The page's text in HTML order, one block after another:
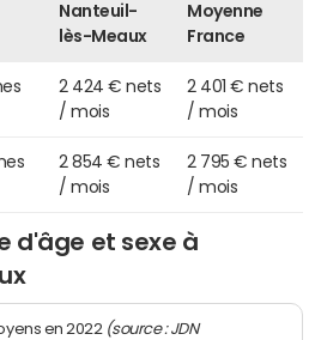
Nanteuil-
lès-Meaux
Moyenne
France
2 424 € nets
/ mois
2 401 € nets
/ mois
2 854 € nets
/ mois
2 795 € nets
/ mois
d'âge et sexe à
en 2022 (source : JDN